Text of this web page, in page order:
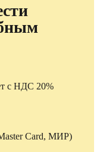
с НДС 20%
Card, МИР)